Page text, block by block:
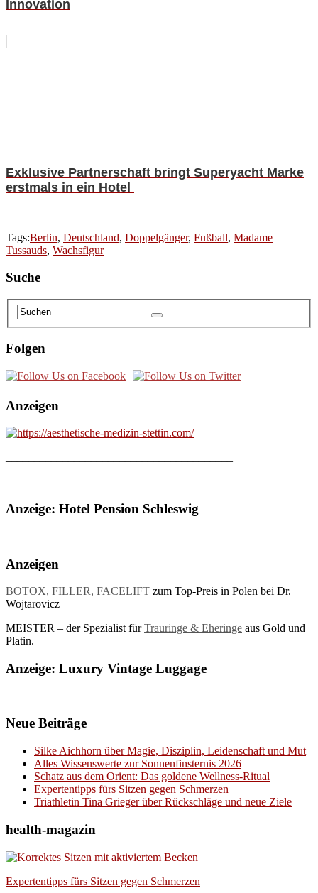
Innovation
Exklusive Partnerschaft bringt Superyacht Marke
erstmals in ein Hotel
Tags:Berlin, Deutschland, Doppelgänger, Fußball, Madame
Tussauds, Wachsfigur
Suche
Folgen
Anzeigen
Anzeige: Hotel Pension Schleswig
Anzeigen
BOTOX, FILLER, FACELIFT zum Top-Preis in Polen bei Dr.
Wojtarovicz
MEISTER – der Spezialist fürTrauringe & Eheringe aus Gold und
Platin.
Anzeige: Luxury Vintage Luggage
Neue Beiträge
Silke Aichhorn über Magie, Disziplin, Leidenschaft und Mut
Alles Wissenswerte zur Sonnenfinsternis 2026
Schatz aus dem Orient: Das goldene Wellness-Ritual
Expertentipps fürs Sitzen gegen Schmerzen
Triathletin Tina Grieger über Rückschläge und neue Ziele
health-magazin
Expertentipps fürs Sitzen gegen Schmerzen